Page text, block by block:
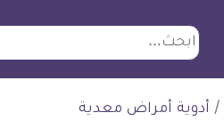
ابحث
/ أدوية أمراض معدية